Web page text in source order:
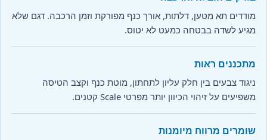
מודדים תא מטען, דלתות, אורך כנף מפורקת וזמן הרכבה. דגם שלא
מגיע לשדה בבטחה כמעט לא יטוס.
מתכננים ראות
ניגוד צבעים בין חלק עליון לתחתון, מוטת כנף וקצב הטיסה
משפיעים על זיהוי הכיוון יותר מפרטי Scale קטנים.
שומרים מרווח מיומנות